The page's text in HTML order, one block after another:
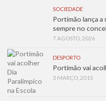
SOCIEDADE
Portimão lança a
sempre no
7 AGOSTO, 2026
DESPORTO
Portimão vai
3 MARÇO, 2015